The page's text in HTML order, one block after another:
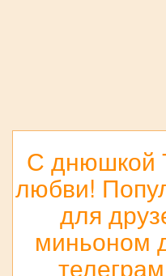
С днюшкой
любви!
для
миньоном